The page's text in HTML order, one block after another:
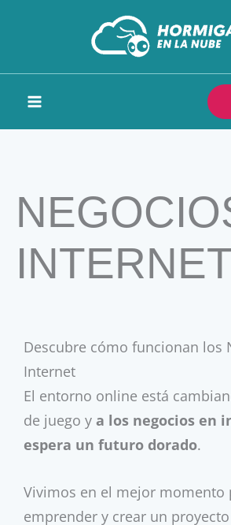
Descubre cómo funcionan los
Internet
El entorno online está
de juego y a los negocios en
espera un futuro dorado.
Vivimos en el mejor momento
emprender y crear un